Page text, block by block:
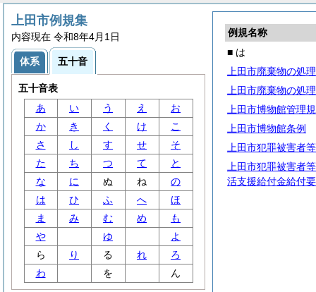
例規名称
■ は
上田市廃棄物の処
上田市廃棄物の処
上田市博物館管理
上田市博物館条例
上田市犯罪被害者
上田市犯罪被害者
活支援給付金給付
上田市例規集
内容現在 令和8年4月1日
体系 五十音
五十音表
あ
い う え
お
か
き く け
こ
さ
し す せ
そ
た
ち つ て
と
な
に ぬ ね
の
は
ひ ふ へ
ほ
ま
み む め
も
や
ゆ
よ
ら
り る れ
ろ
わ
を ん